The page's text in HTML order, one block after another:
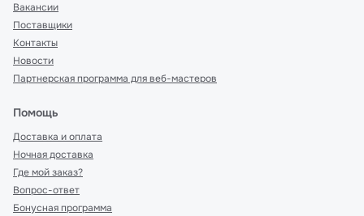
Вакансии
Поставщики
Контакты
Новости
Партнерская программа для веб-мастеров
Помощь
Доставка и оплата
Ночная доставка
Где мой заказ?
Вопрос-ответ
Бонусная программа